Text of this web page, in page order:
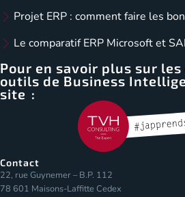
Projet ERP : comment faire les
Le comparatif ERP Microsoft et
Pour en savoir plus sur
outils de Business
site :
Contact
22, rue Guynemer – B.P. 112
78 601 Maisons-Laffitte Cedex